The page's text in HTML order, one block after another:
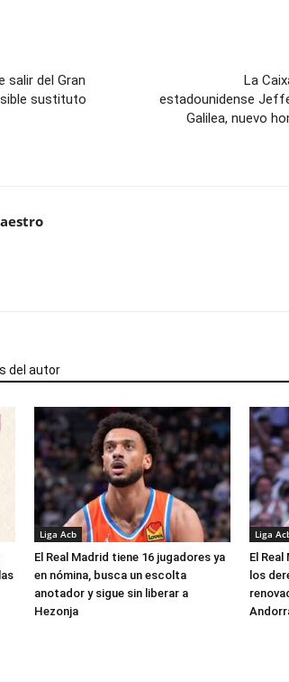
salir del Gran
sustituto
La
estadounidense
Galilea, nuevo
del autor
Liga Acb
El Real Madrid tiene 16 jugadores ya
en nómina, busca un escolta
anotador y sigue sin liberar a
Hezonja
Liga
El
los